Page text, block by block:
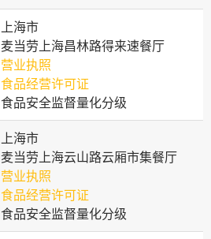
上海市
麦当劳上海昌林路得来速餐厅
营业执照
食品经营许可证
食品安全监督量化分级
上海市
麦当劳上海云山路云厢市集餐厅
营业执照
食品经营许可证
食品安全监督量化分级